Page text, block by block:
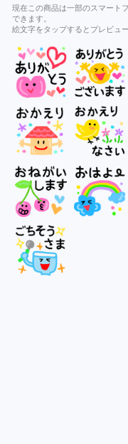
現在この商品は一部のスマート
できます。
絵文字をタップするとプレビュ